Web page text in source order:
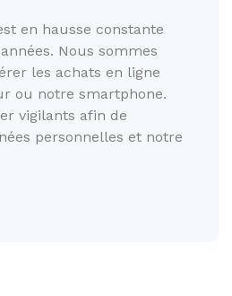
en hausse constante
Nous sommes
les achats en ligne
ou notre smartphone.
vigilants afin de
personnelles et notre